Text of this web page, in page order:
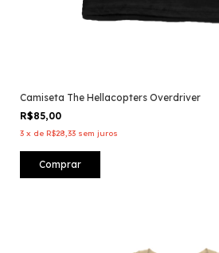
Camiseta The Hellacopters Overdriver
R$85,00
3 x de R$28,33 sem juros
Comprar